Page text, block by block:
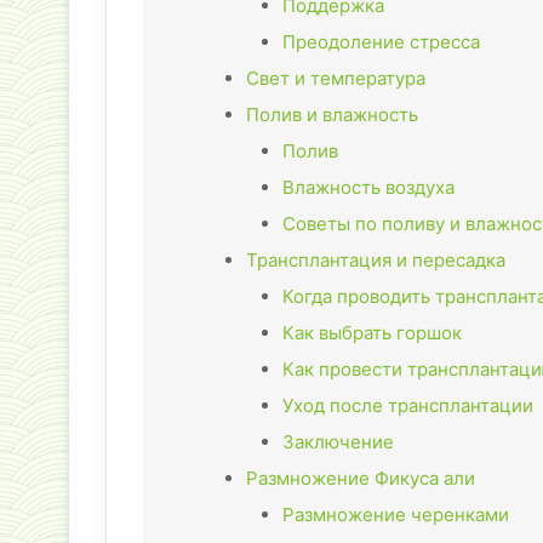
Поддержка
Преодоление стресса
Свет и температура
Полив и влажность
Полив
Влажность воздуха
Советы по поливу и
Трансплантация и пересадка
Когда проводить
Как выбрать горшок
Как провести
Уход после трансплантации
Заключение
Размножение Фикуса али
Размножение черенками